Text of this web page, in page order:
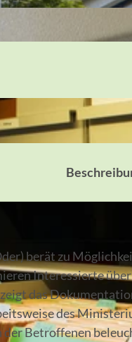
berät zu
Interessierte
das
des
Betroffenen